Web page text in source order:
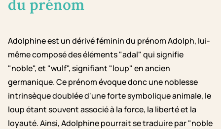
du prénom
Adolphine est un dérivé féminin du prénom Adolph, lui-
même composé des éléments "adal" qui signifie
"noble", et "wulf", signifiant "loup" en ancien
germanique. Ce prénom évoque donc une noblesse
intrinsèque doublée d'une forte symbolique animale, le
loup étant souvent associé à la force, la liberté et la
loyauté. Ainsi, Adolphine pourrait se traduire par "noble